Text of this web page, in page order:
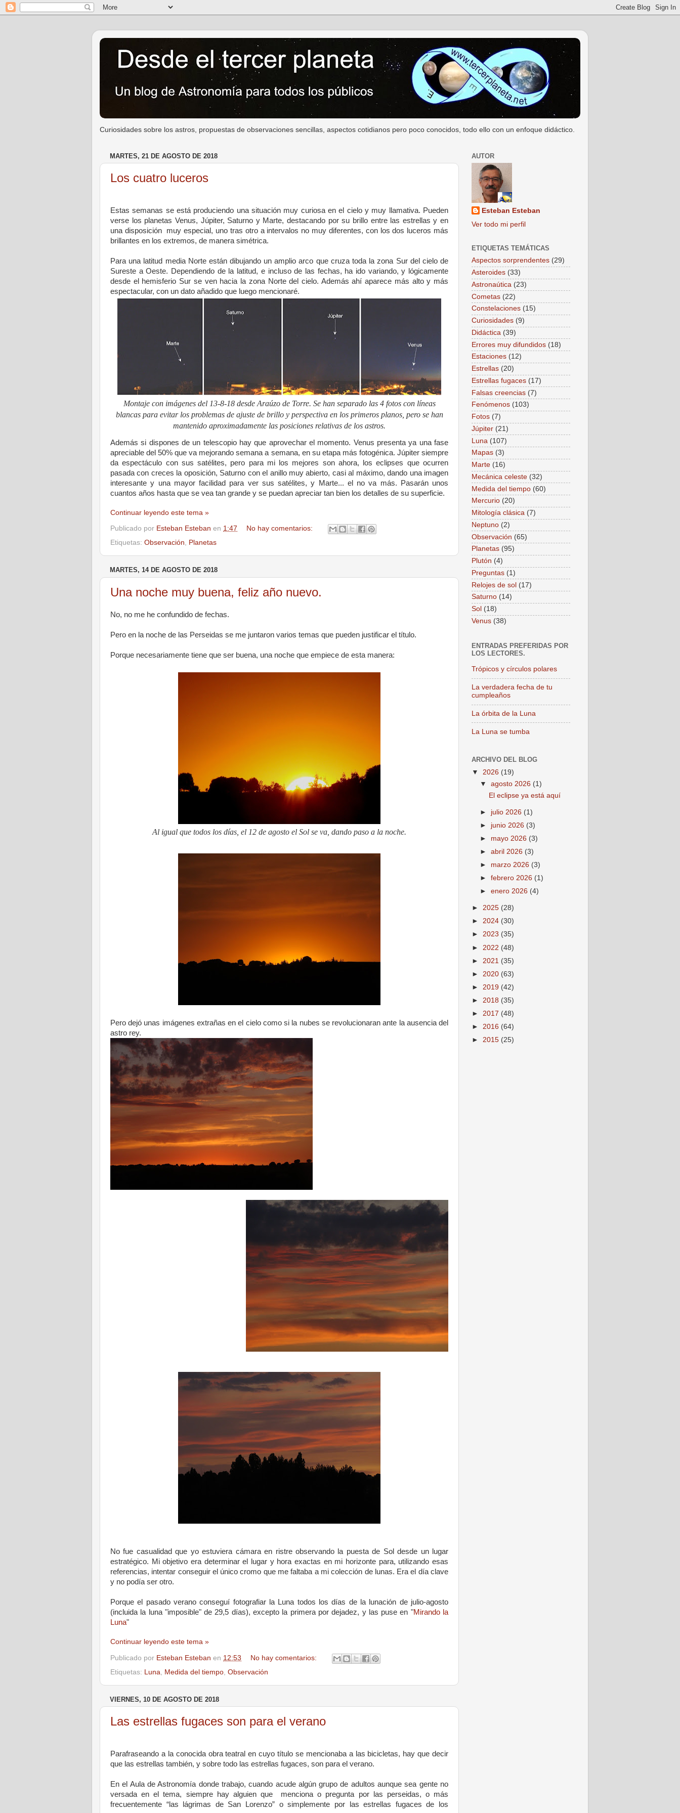
Curiosidades sobre los astros, propuestas de observaciones sencillas, aspectos cotidianos pero poco conocidos, todo ello con un enfoque didáctico.
MARTES, 21 DE AGOSTO DE 2018
Los cuatro luceros
Estas semanas se está produciendo una situación muy curiosa en el cielo y muy llamativa. Pueden
verse los planetas Venus, Júpiter, Saturno y Marte, destacando por su brillo entre las estrellas y en
una disposición
muy especial, uno tras otro a intervalos no muy diferentes, con los dos luceros más
brillantes en los extremos, de manera simétrica.
Para una latitud media Norte están dibujando un amplio arco que cruza toda la zona Sur del cielo de
Sureste a Oeste. Dependiendo de la latitud, e incluso de las fechas, ha ido variando, y lógicamente
desde el hemisferio Sur se ven hacia la zona Norte del cielo. Además ahí aparece más alto y más
espectacular, con un dato añadido que luego mencionaré.
Montaje con imágenes del 13-8-18 desde Araúzo de Torre. Se han separado las 4 fotos con líneas
blancas para evitar los problemas de ajuste de brillo y perspectiva en los primeros planos, pero se han
mantenido aproximadamente las posiciones relativas de los astros.
Además si dispones de un telescopio hay que aprovechar el momento. Venus presenta ya una fase
apreciable del 50% que va mejorando semana a semana, en su etapa más fotogénica. Júpiter siempre
da espectáculo con sus satélites, pero para mi los mejores son ahora, los eclipses que ocurren
pasada con creces la oposición, Saturno con el anillo muy abierto, casi al máximo, dando una imagen
interesante y una mayor facilidad para ver sus satélites, y Marte... el no va más. Pasarán unos
cuantos años hasta que se vea tan grande y se puedan apreciar tan bien los detalles de su superficie.
Continuar leyendo este tema »
Publicado por Esteban Esteban en 1:47
No hay comentarios:
Etiquetas: Observación, Planetas
MARTES, 14 DE AGOSTO DE 2018
Una noche muy buena, feliz año nuevo.
No, no me he confundido de fechas.
Pero en la noche de las Perseidas se me juntaron varios temas que pueden justificar el título.
Porque necesariamente tiene que ser buena, una noche que empiece de esta manera:
Al igual que todos los días, el 12 de agosto el Sol se va, dando paso a la noche.
Pero dejó unas imágenes extrañas en el cielo como si la nubes se revolucionaran ante la ausencia del
astro rey.
No fue casualidad que yo estuviera cámara en ristre observando la puesta de Sol desde un lugar
estratégico. Mi objetivo era determinar el lugar y hora exactas en mi horizonte para, utilizando esas
referencias, intentar conseguir el único cromo que me faltaba a mi colección de lunas. Era el día clave
y no podía ser otro.
Porque el pasado verano conseguí fotografiar la Luna todos los días de la lunación de julio-agosto
(incluida la luna "imposible" de 29,5 días), excepto la primera por dejadez, y las puse en "Mirando la
Luna"
Continuar leyendo este tema »
Publicado por Esteban Esteban en 12:53
No hay comentarios:
Etiquetas: Luna Medida del tiempo Observación
VIERNES, 10 DE AGOSTO DE 2018
Las estrellas fugaces son para el verano
Parafraseando a la conocida obra teatral en cuyo título se mencionaba a las bicicletas, hay que decir
que las estrellas también, y sobre todo las estrellas fugaces, son para el verano.
En el Aula de Astronomía donde trabajo, cuando acude algún grupo de adultos aunque sea gente no
versada en el tema, siempre hay alguien que
menciona o pregunta por las perseidas, o más
frecuentemente “las lágrimas de San Lorenzo” o simplemente por las estrellas fugaces de los
AUTOR
Esteban Esteban
Ver todo mi perfil
ETIQUETAS TEMÁTICAS
Aspectos sorprendentes (29)
Asteroides (33)
Astronaútica (23)
Cometas (22)
Constelaciones (15)
Curiosidades (9)
Didáctica (39)
Errores muy difundidos (18)
Estaciones (12)
Estrellas (20)
Estrellas fugaces (17)
Falsas creencias (7)
Fenómenos (103)
Fotos (7)
Júpiter (21)
Luna (107)
Mapas (3)
Marte (16)
Mecánica celeste (32)
Medida del tiempo (60)
Mercurio (20)
Mitología clásica (7)
Neptuno (2)
Observación (65)
Planetas (95)
Plutón (4)
Preguntas (1)
Relojes de sol (17)
Saturno (14)
Sol (18)
Venus (38)
ENTRADAS PREFERIDAS POR
LOS LECTORES.
Trópicos y círculos polares
La verdadera fecha de tu
cumpleaños
La órbita de la Luna
La Luna se tumba
ARCHIVO DEL BLOG
▼ 2026 (19)
▼agosto 2026 (1)
El eclipse ya está aquí
► julio 2026 (1)
► junio 2026 (3)
► mayo 2026 (3)
►abril 2026 (3)
► marzo 2026 (3)
►febrero 2026 (1)
►enero 2026 (4)
► 2025 (28)
► 2024 (30)
► 2023 (35)
► 2022 (48)
► 2021 (35)
► 2020 (63)
► 2019 (42)
► 2018 (35)
► 2017 (48)
► 2016 (64)
► 2015 (25)